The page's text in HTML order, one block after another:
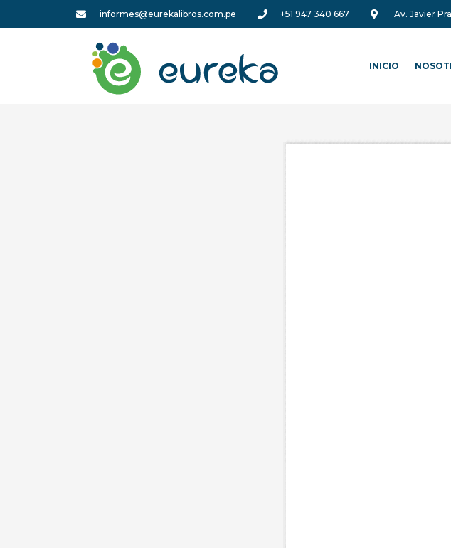
informes@eurekalibros.com.pe +51 947 340 667 Av. Javier
INICIO